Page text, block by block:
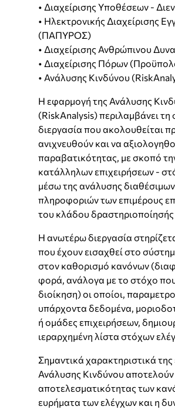
• Διαχείρισης Υποθέσεων -
• Ηλεκτρονικής Διαχείρισης
(ΠΑΠΥΡΟΣ)
• Διαχείρισης Ανθρώπινου
• Διαχείρισης Πόρων
• Ανάλυσης Κινδύνου
Η εφαρμογή της Ανάλυσης
(RiskAnalysis) περιλαμβάνει τη
διεργασία που ακολουθείται
ανιχνευθούν και να
παραβατικότητας, με σκοπό
κατάλληλων επιχειρήσεων -
μέσω της ανάλυσης διαθέσιμων
πληροφοριών των επιμέρους
του κλάδου δραστηριοποίησής
Η ανωτέρω διεργασία
που έχουν εισαχθεί στο
στον καθορισμό κανόνων
φορά, ανάλογα με το στόχο που
διοίκηση) οι οποίοι,
υπάρχοντα δεδομένα,
ή ομάδες επιχειρήσεων,
ιεραρχημένη λίστα στόχων
Σημαντικά χαρακτηριστικά
Ανάλυσης Κινδύνου αποτελούν
αποτελεσματικότητας των
ευρήματα των ελέγχων και η